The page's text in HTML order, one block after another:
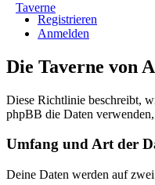
Registrieren
Anmelden
Die Taverne von
Diese Richtlinie beschreibt,
phpBB die Daten
Umfang und Art der
Deine Daten werden auf